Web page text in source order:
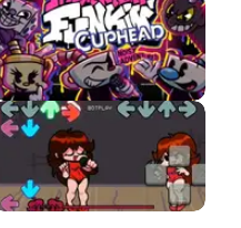
jellyBean VS
Skeletons
FNF X Cuphead APK